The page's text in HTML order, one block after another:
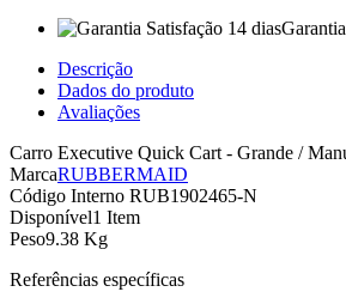
Descrição
Dados do produto
Avaliações
Carro Executive Quick Cart - Grande /
MarcaRUBBERMAID
Código Interno RUB1902465-N
Disponível1 Item
Peso9.38 Kg
Referências específicas